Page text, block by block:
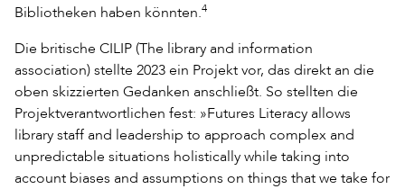
Bibliotheken haben könnten.4
Die britische CILIP (The library and information
association) stellte 2023 ein Projekt vor, das direkt an die
oben skizzierten Gedanken anschließt. So stellten die
Projektverantwortlichen fest: »Futures Literacy allows
library staff and leadership to approach complex and
unpredictable situations holistically while taking into
account biases and assumptions on things that we take for